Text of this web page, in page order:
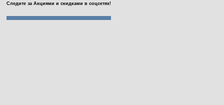
Следите за Акциями и скидками в соцсетях!